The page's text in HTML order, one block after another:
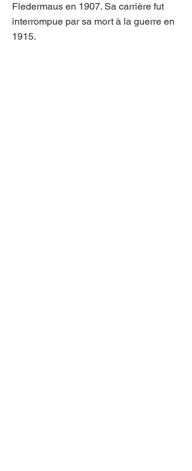
Fledermaus en 1907. Sa carrière fut
interrompue par sa mort à la guerre en
1915.